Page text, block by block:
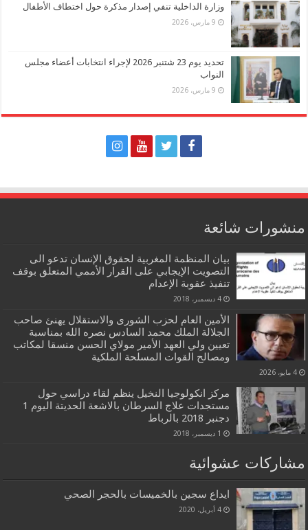
وزارة الداخلية تنفي إصدار مذكرة حول اختطاف الأطفال
9 مارس، 2026
تحديد يوم 23 شتنبر 2026 لإجراء انتخابات أعضاء مجلس
النواب
9 مارس، 2026
منشورات شائعة
بيان المنظمة المغربية لحقوق الإنسان تدعو الى
التصويت الإيجابي على القرار الأممي المتعلق بوقف
تنفيذ عقوبة الإعدام
4 ديسمبر، 2018
الأمين العام لحزب الشورى والاستقلال يهنئ صاحب
الجلالة الملك محمد السادس نصره الله بمناسبة
تعيين ولي العهد الأمير مولاي الحسن منسقا لمكاتب
ومصالح القوات المسلحة الملكية
4 مايو، 2026
مركز انكولوجيا النخيل ينظم لقاء دراسي حول
مستجدات علاج السرطان بالاشعة الحديتة اليوم 1
دجنبر 2018 بالرباط
1 ديسمبر، 2018
مشاركات عشوائية
ايداع سجين بالخميسات بالحجر الصحي
4 أبريل، 2020